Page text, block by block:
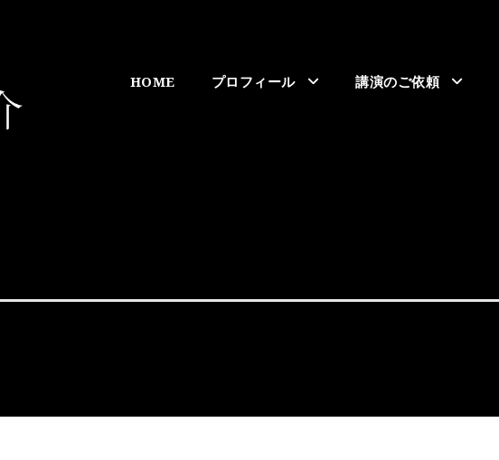
HOME プロフィール 講演のご依頼